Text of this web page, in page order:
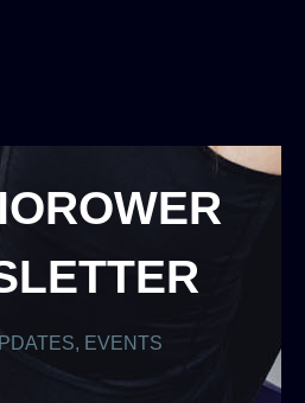
EVENTS